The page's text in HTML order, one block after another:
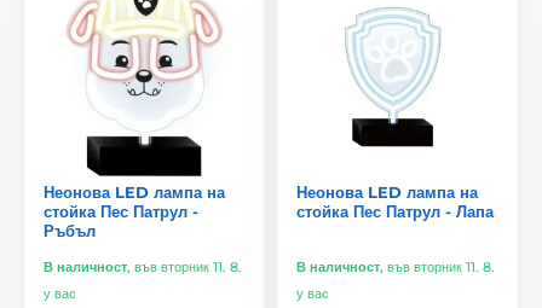
Неонова LED лампа на
стойка Пес Патрул -
Ръбъл
В наличност, във вторник 11. 8.
у вас
Неонова LED лампа на
стойка Пес Патрул - Лапа
В наличност, във вторник 11. 8.
у вас